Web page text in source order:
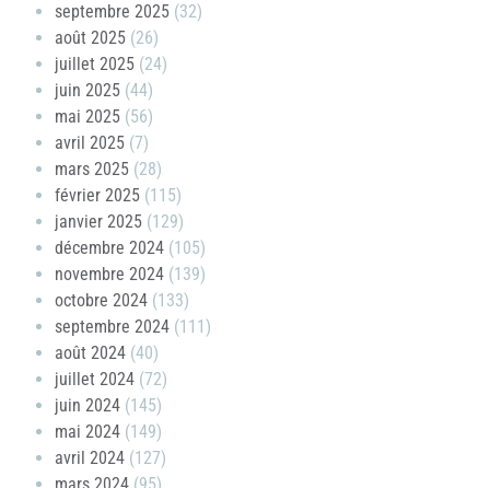
septembre 2025 (32)
août 2025 (26)
juillet 2025 (24)
juin 2025 (44)
mai 2025 (56)
avril 2025 (7)
mars 2025 (28)
février 2025 (115)
janvier 2025 (129)
décembre 2024 (105)
novembre 2024 (139)
octobre 2024 (133)
septembre 2024 (111)
août 2024 (40)
juillet 2024 (72)
juin 2024 (145)
mai 2024 (149)
avril 2024 (127)